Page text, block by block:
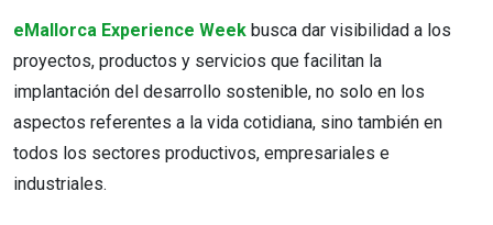
eMallorca Experience Week busca dar visibilidad a los
proyectos, productos y servicios que facilitan la
implantación del desarrollo sostenible, no solo en los
aspectos referentes a la vida cotidiana, sino también en
todos los sectores productivos, empresariales e
industriales.